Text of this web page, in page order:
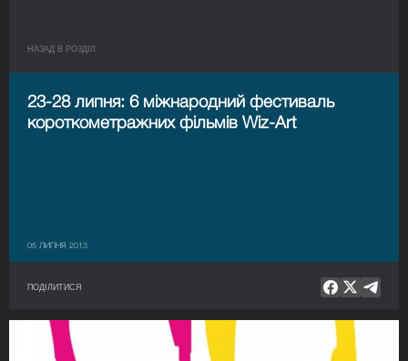
НАЗАД В РОЗДIЛ
23-28 липня: 6 міжнародний фестиваль
короткометражних фільмів Wiz-Art
05 ЛИПНЯ 2013
ПОДІЛИТИСЯ